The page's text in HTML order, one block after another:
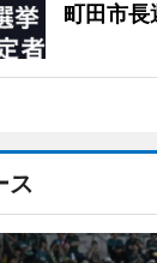
町田市
ス